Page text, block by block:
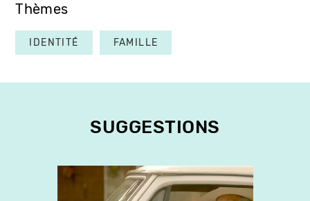
Thèmes
IDENTITÉ FAMILLE
SUGGESTIONS